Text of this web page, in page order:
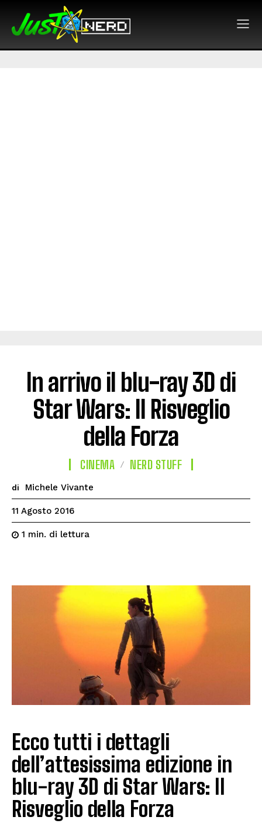
In arrivo il blu-ray 3D di
Star Wars: Il Risveglio
della Forza
CINEMA NERD STUFF
di Michele Vivante
11 Agosto 2016
1 min. di lettura
Ecco tutti i dettagli
dell’attesissima edizione in
blu-ray 3D di Star Wars: Il
Risveglio della Forza